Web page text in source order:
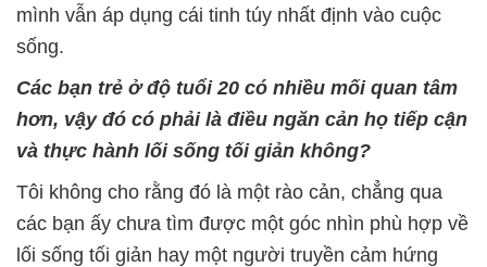
mình vẫn áp dụng cái tinh túy nhất định vào cuộc
sống.
Các bạn trẻ ở độ tuổi 20 có nhiều mối quan tâm
hơn, vậy đó có phải là điều ngăn cản họ tiếp cận
và thực hành lối sống tối giản không?
Tôi không cho rằng đó là một rào cản, chẳng qua
các bạn ấy chưa tìm được một góc nhìn phù hợp về
lối sống tối giản hay một người truyền cảm hứng